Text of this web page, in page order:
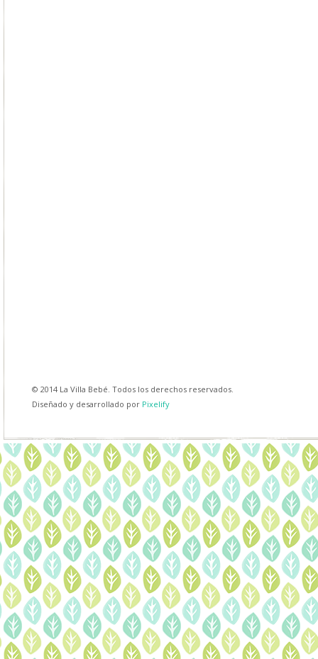
© 2014 La Villa Bebé. Todos los derechos reservados.
Diseñado y desarrollado por Pixelify